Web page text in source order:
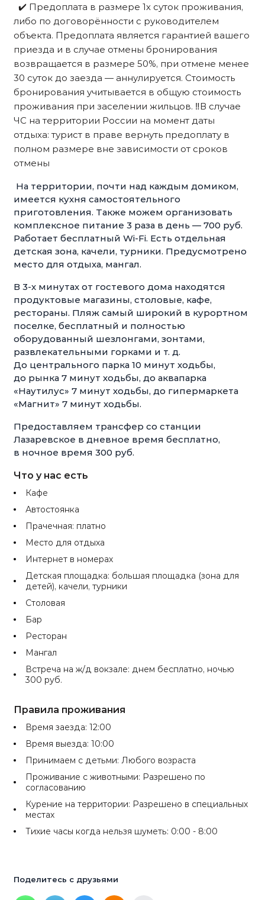
✔️ Предоплата в размере 1х суток проживания,
либо по договорённости с руководителем
объекта. Предоплата является гарантией вашего
приезда и в случае отмены бронирования
возвращается в размере 50%, при отмене менее
30 суток до заезда — аннулируется. Стоимость
бронирования учитывается в общую стоимость
проживания при заселении жильцов. ‼️В случае
ЧС на территории России на момент даты
отдыха: турист в праве вернуть предоплату в
полном размере вне зависимости от сроков
отмены
На территории, почти над каждым домиком,
имеется кухня самостоятельного
приготовления. Также можем организовать
комплексное питание 3 раза в день — 700 руб.
Работает бесплатный Wi-Fi. Есть отдельная
детская зона, качели, турники. Предусмотрено
место для отдыха, мангал.
В 3-х минутах от гостевого дома находятся
продуктовые магазины, столовые, кафе,
рестораны. Пляж самый широкий в курортном
поселке, бесплатный и полностью
оборудованный шезлонгами, зонтами,
развлекательными горками и т. д.
До центрального парка 10 минут ходьбы,
до рынка 7 минут ходьбы, до аквапарка
«Наутилус» 7 минут ходьбы, до гипермаркета
«Магнит» 7 минут ходьбы.
Предоставляем трансфер со станции
Лазаревское в дневное время бесплатно,
в ночное время 300 руб.
Что у нас есть
Кафе
Автостоянка
Прачечная: платно
Место для отдыха
Интернет в номерах
Детская площадка: большая площадка (зона для
детей), качели, турники
Столовая
Бар
Ресторан
Мангал
Встреча на ж/д вокзале: днем бесплатно, ночью
300 руб.
Правила проживания
Время заезда: 12:00
Время выезда: 10:00
Принимаем с детьми: Любого возраста
Проживание с животными: Разрешено по
согласованию
Курение на территории: Разрешено в специальных
местах
Тихие часы когда нельзя шуметь: 0:00 - 8:00
Поделитесь с друзьями